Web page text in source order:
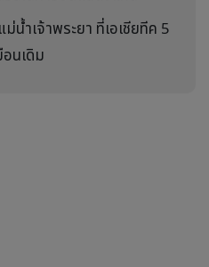
น้ำเจ้าพระยา ที่เอเชียทีค 5
นเดิม